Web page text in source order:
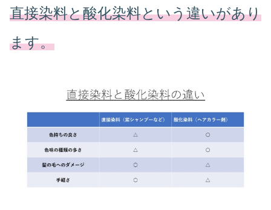
直接染料と酸化染料という違いがあり
ます。